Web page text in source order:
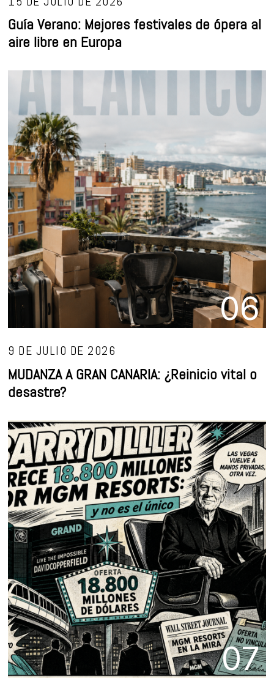
Guía Verano: Mejores festivales de ópera al
aire libre en Europa
06
9 DE JULIO DE 2026
MUDANZA A GRAN CANARIA: ¿Reinicio vital o
desastre?
07